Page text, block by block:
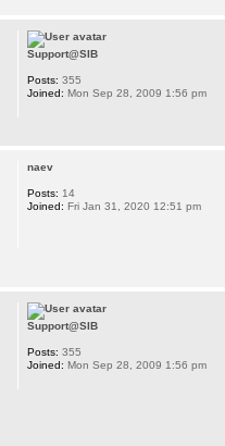
Support@SIB
Posts: 355
Joined: Mon Sep 28, 2009 1:56 pm
naev
Posts: 14
Joined: Fri Jan 31, 2020 12:51 pm
Support@SIB
Posts: 355
Joined: Mon Sep 28, 2009 1:56 pm